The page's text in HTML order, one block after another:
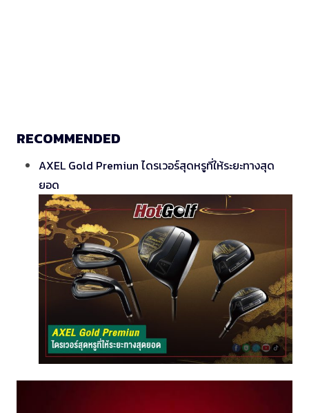
RECOMMENDED
AXEL Gold Premiun ไดรเวอร์สุดหรูที่ให้ระยะทางสุด
ยอด